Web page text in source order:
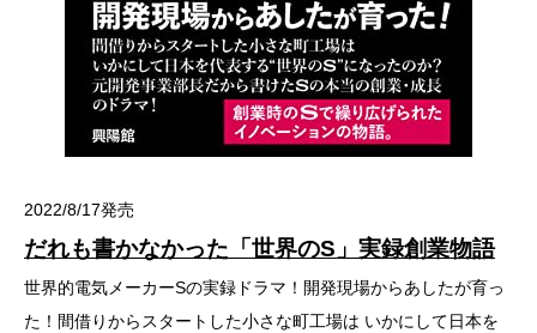
2022/8/17発売
だれも書かなかった「世界のS」実録創業物語
世界的電気メーカーSの実録ドラマ！開発現場からあしたが育っ
た！間借りからスタートした小さな町工場は いかにして日本を